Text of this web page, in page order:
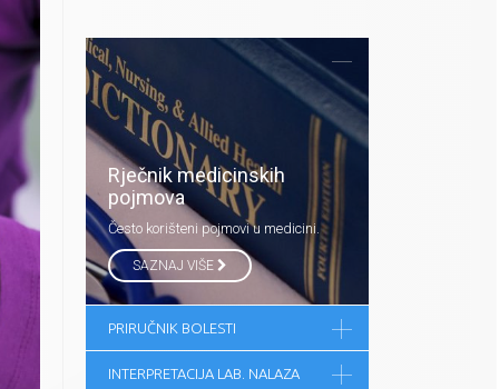
Rječnik medicinskih
pojmova
Često korišteni pojmovi u medicini.
SAZNAJ VIŠE
PRIRUČNIK BOLESTI
INTERPRETACIJA LAB. NALAZA